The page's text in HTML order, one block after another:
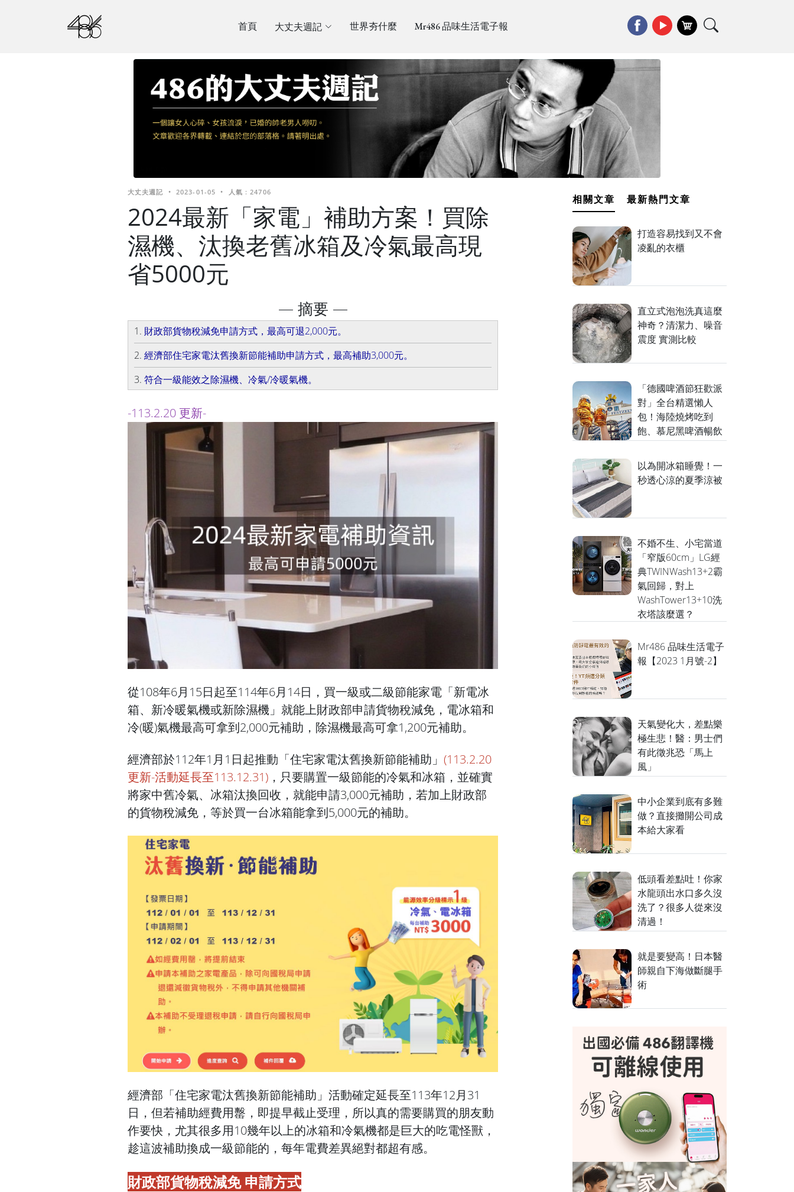
首頁 大丈夫週記 世界夯什麼 Mr486 品味生活電子報
大丈夫週記 • 2023-01-05 • 人氣 : 24706
2024最新「家電」補助方案！買除
濕機、汰換老舊冰箱及冷氣最高現
省5000元
— 摘要 —
1. 財政部貨物稅減免申請方式，最高可退2,000元。
2. 經濟部住宅家電汰舊換新節能補助申請方式，最高補助3,000元。
3. 符合一級能效之除濕機、冷氣/冷暖氣機。
-113.2.20 更新-
從108年6月15日起至114年6月14日，買一級或二級節能家電「新電冰
箱、新冷暖氣機或新除濕機」就能上財政部申請貨物稅減免，電冰箱和
冷(暖)氣機最高可拿到2,000元補助，除濕機最高可拿1,200元補助。
經濟部於112年1月1日起推動「住宅家電汰舊換新節能補助」 (113.2.20
更新-活動延長至113.12.31) ，只要購置一級節能的冷氣和冰箱，並確實
將家中舊冷氣、冰箱汰換回收，就能申請3,000元補助，若加上財政部
的貨物稅減免，等於買一台冰箱能拿到5,000元的補助。
經濟部「住宅家電汰舊換新節能補助」活動確定延長至113年12月31
日，但若補助經費用罊，即提早截止受理，所以真的需要購買的朋友動
作要快，尤其很多用10幾年以上的冰箱和冷氣機都是巨大的吃電怪獸，
趁這波補助換成一級節能的，每年電費差異絕對都超有感。
財政部貨物稅減免 申請方式
相關文章 最新熱門文章
打造容易找到又不會
凌亂的衣櫃
直立式泡泡洗真這麼
神奇？清潔力、噪音
震度 實測比較
「德國啤酒節狂歡派
對」全台精選懶人
包！海陸燒烤吃到
飽、慕尼黑啤酒暢飲
以為開冰箱睡覺！一
秒透心涼的夏季涼被
不婚不生、小宅當道
「窄版60cm」LG經
典TWINWash13+2霸
氣回歸，對上
WashTower13+10洗
衣塔該麼選？
Mr486 品味生活電子
報【2023 1月號-2】
天氣變化大，差點樂
極生悲！醫：男士們
有此徵兆恐「馬上
風」
中小企業到底有多難
做？直接攤開公司成
本給大家看
低頭看差點吐！你家
水龍頭出水口多久沒
洗了？很多人從來沒
清過！
就是要變高！日本醫
師親自下海做斷腿手
術